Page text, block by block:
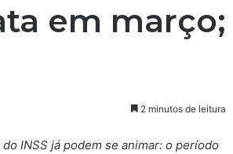
em março;
2 minutos de leitura
INSS já podem se animar: o período